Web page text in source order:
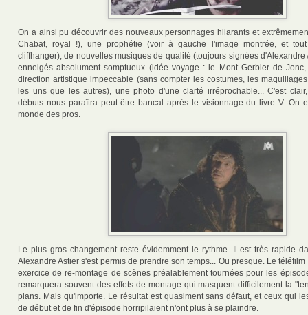
On a ainsi pu découvrir des nouveaux personnages hilarants et
Chabat, royal !), une prophétie (voir à gauche l'image montrée, et
cliffhanger), de nouvelles musiques de qualité (toujours signées d'Alexandre
enneigés absolument somptueux (idée voyage : le Mont Gerbier de
direction artistique impeccable (sans compter les costumes, les
les uns que les autres), une photo d'une clarté irréprochable... C'est
débuts nous paraîtra peut-être bancal après le visionnage du livre V. On
monde des pros.
Le plus gros changement reste évidemment le rythme. Il est très rapide
Alexandre Astier s'est permis de prendre son temps... Ou presque. Le
exercice de re-montage de scènes préalablement tournées pour les
remarquera souvent des effets de montage qui masquent difficilement la
plans. Mais qu'importe. Le résultat est quasiment sans défaut, et ceux qui
de début et de fin d'épisode horripilaient n'ont plus à se plaindre.